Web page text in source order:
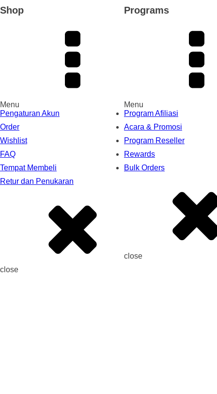
Shop
Menu
Pengaturan Akun
Order
Wishlist
FAQ
Tempat Membeli
Retur dan Penukaran
close
Programs
Menu
Program Afiliasi
Acara & Promosi
Program Reseller
Rewards
Bulk Orders
close